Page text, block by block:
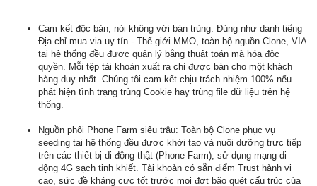
Cam kết độc bản, nói không với bán trùng: Đúng như danh tiếng
Địa chỉ mua via uy tín - Thế giới MMO, toàn bộ nguồn Clone, VIA
tại hệ thống đều được quản lý bằng thuật toán mã hóa độc
quyền. Mỗi tệp tài khoản xuất ra chỉ được bán cho một khách
hàng duy nhất. Chúng tôi cam kết chịu trách nhiệm 100% nếu
phát hiện tình trạng trùng Cookie hay trùng file dữ liệu trên hệ
thống.
Nguồn phôi Phone Farm siêu trâu: Toàn bộ Clone phục vụ
seeding tại hệ thống đều được khởi tạo và nuôi dưỡng trực tiếp
trên các thiết bị di động thật (Phone Farm), sử dụng mạng di
động 4G sạch tinh khiết. Tài khoản có sẵn điểm Trust hành vi
cao, sức đề kháng cực tốt trước mọi đợt bão quét cấu trúc của